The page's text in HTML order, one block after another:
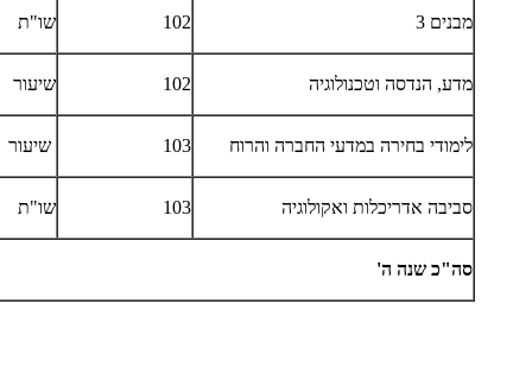
מבנים 3 102 שו"ת
מדע, הנדסה וטכנולוגיה 102 שיעור
לימודי בחירה במדעי החברה והרוח 103 שיעור
סביבה אדריכלות ואקולוגיה 103 שו"ת
סה"כ שנה ה'